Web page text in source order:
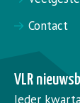
Contact
VLR
Ieder